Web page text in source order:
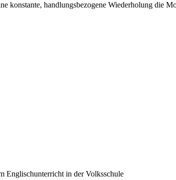
konstante, handlungsbezogene Wiederholung die
Englischunterricht in der Volksschule